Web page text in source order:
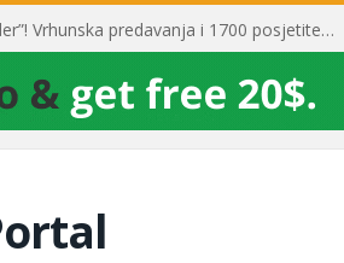
Toni Milun postao “milijarder”! Vrhunska predavanja i 1700 posjetitelja obilježili su mjesec financijske pismenosti